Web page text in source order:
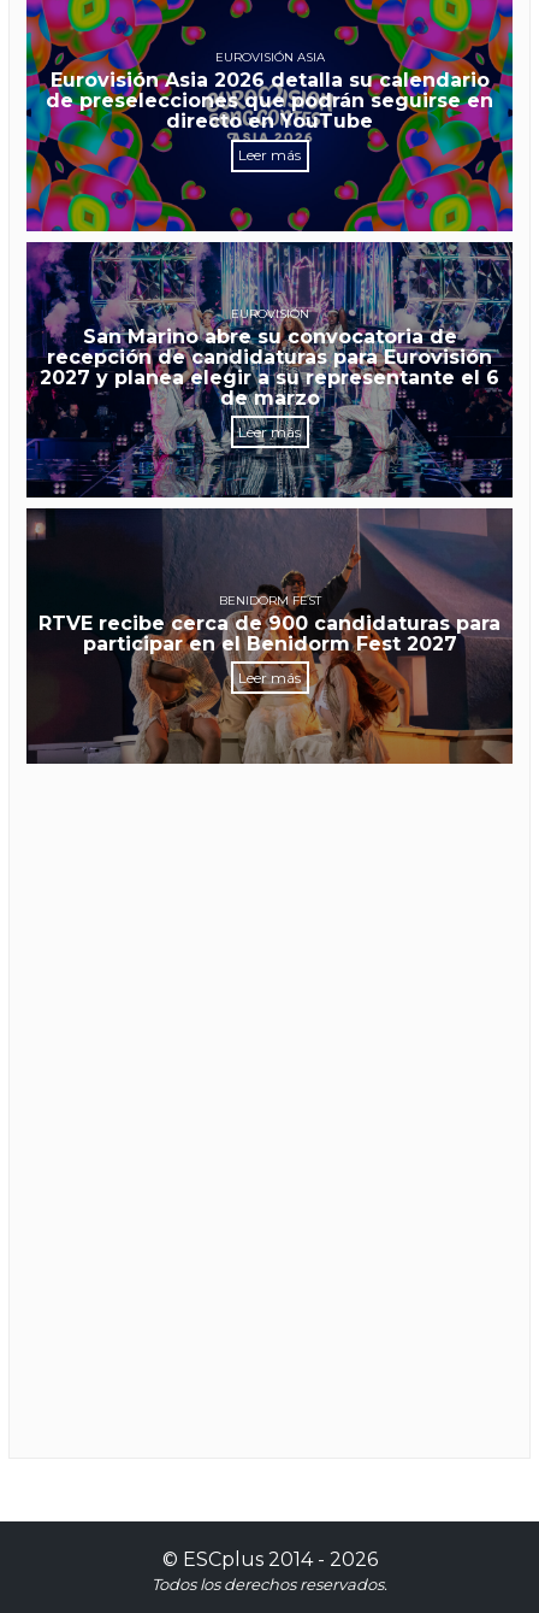
EUROVISIÓN ASIA
Eurovisión Asia 2026 detalla su calendario
de preselecciones que podrán seguirse en
directo en YouTube
Leer más
EUROVISIÓN
San Marino abre su convocatoria de
recepción de candidaturas para Eurovisión
2027 y planea elegir a su representante el 6
de marzo
Leer más
BENIDORM FEST
RTVE recibe cerca de 900 candidaturas para
participar en el Benidorm Fest 2027
Leer más
© ESCplus2014 - 2026
Todos los derechos reservados.